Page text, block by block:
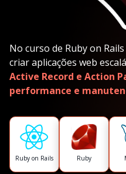
No curso de Ruby on
criar aplicações web
Active Record e Action
performance e
Ruby on Rails Ruby